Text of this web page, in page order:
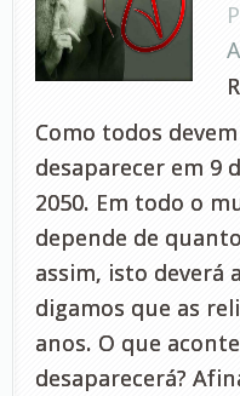
Como todos
desaparecer em 9
2050. Em todo o
depende de
assim, isto deverá
digamos que as
anos. O que
desaparecerá?